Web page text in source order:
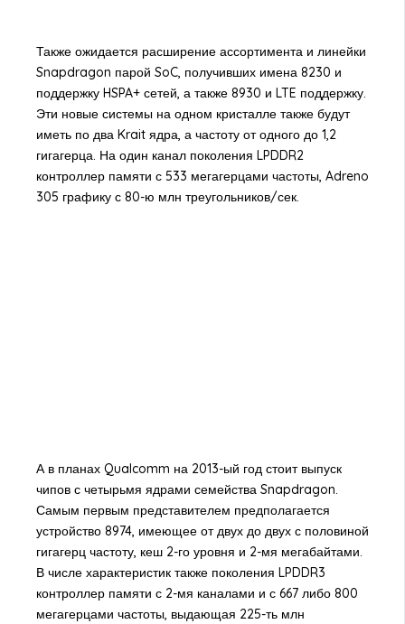
Также ожидается расширение ассортимента и линейки
Snapdragon парой SoC, получивших имена 8230 и
поддержку HSPA+ сетей, а также 8930 и LTE поддержку.
Эти новые системы на одном кристалле также будут
иметь по два Krait ядра, а частоту от одного до 1,2
гигагерца. На один канал поколения LPDDR2
контроллер памяти с 533 мегагерцами частоты, Adreno
305 графику с 80-ю млн треугольников/сек.
А в планах Qualcomm на 2013-ый год стоит выпуск
чипов с четырьмя ядрами семейства Snapdragon.
Самым первым представителем предполагается
устройство 8974, имеющее от двух до двух с половиной
гигагерц частоту, кеш 2-го уровня и 2-мя мегабайтами.
В числе характеристик также поколения LPDDR3
контроллер памяти с 2-мя каналами и с 667 либо 800
мегагерцами частоты, выдающая 225-ть млн